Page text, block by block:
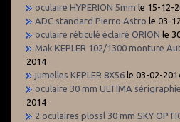
oculaire HYPERION 5mm le 15-12-
ADC standard Pierro Astro le 03-
oculaire réticulé éclairé ORION le
Mak KEPLER 102/1300 monture
2014
jumelles KEPLER 8X56 le 03-02-
oculaire 30 mm ULTIMA
2014
2 oculaires plossl 30 mm SKY